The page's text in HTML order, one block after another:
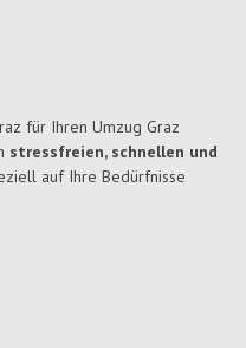
für Ihren Umzug Graz
stressfreien, schnellen und
auf Ihre Bedürfnisse